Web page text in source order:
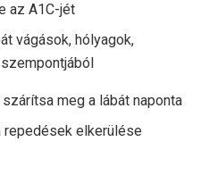
az A1C-jét
vágások, hólyagok,
meg a lábát naponta
repedések elkerülése